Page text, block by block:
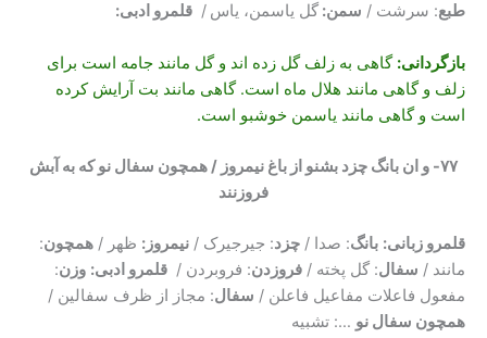
طبع: سرشت / سمن: گل یاسمن، یاس / قلمرو ادبی:
بازگردانی: گاهی به زلف گل زده اند و گل مانند جامه است برای
زلف و گاهی مانند هلال ماه است. گاهی مانند بت آرایش کرده
است و گاهی مانند یاسمن خوشبو است.
۷۷- و ان بانگ چزد بشنو از باغ نیمروز / همچون سفال نو که به آبش
فروزنند
قلمرو زبانی: بانگ: صدا / چزد: جیرجیرک / نیمروز: ظهر / همچون:
مانند / سفال: گل پخته / فروزدن: فروبردن / قلمرو ادبی: وزن:
مفعول فاعلات مفاعیل فاعلن / سفال: مجاز از ظرف سفالین /
همچون سفال نو …: تشبیه